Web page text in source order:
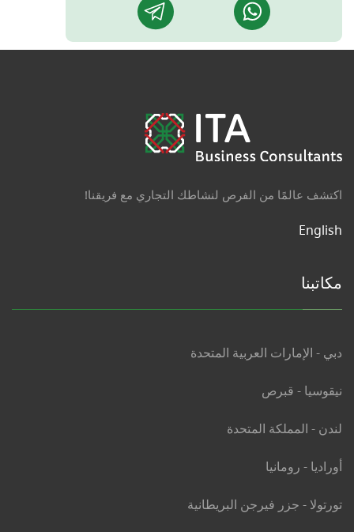
اكتشف عالمًا من الفرص لنشاطك التجاري مع فريقنا!
English
مكاتبنا
دبي - الإمارات العربية المتحدة
نيقوسيا - قبرص
لندن - المملكة المتحدة
أوراديا - رومانيا
تورتولا - جزر فيرجن البريطانية